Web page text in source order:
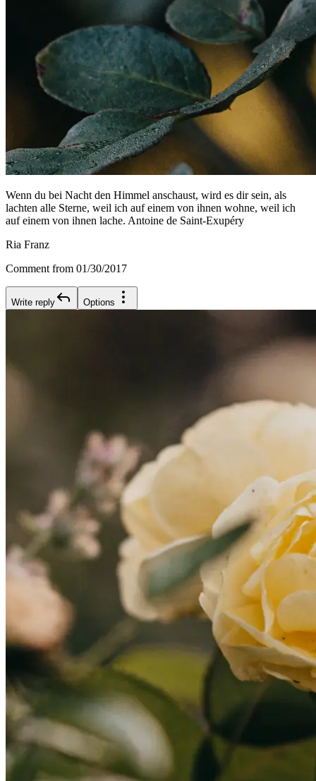
Wenn du bei Nacht den Himmel anschaust, wird es dir sein, als
lachten alle Sterne, weil ich auf einem von ihnen wohne, weil ich
auf einem von ihnen lache. Antoine de Saint-Exupéry
Ria Franz
Comment from 01/30/2017
Write reply Options